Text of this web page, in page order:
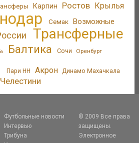
Карпин Ростов Крылья
Семак Возможные
Трансферные
Балтика Сочи Оренбург
Пари НН Акрон Динамо Махачкала
Челестини
Футбольные новости
Интервью
Трибуна
© 2009 Все права
защищены.
Электронное